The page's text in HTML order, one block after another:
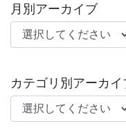
月別アーカイブ
カテゴリ別アーカイ